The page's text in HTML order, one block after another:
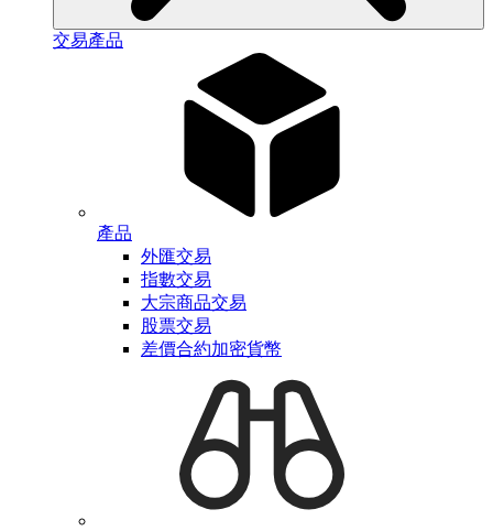
交易產品
產品
外匯交易
指數交易
大宗商品交易
股票交易
差價合約加密貨幣